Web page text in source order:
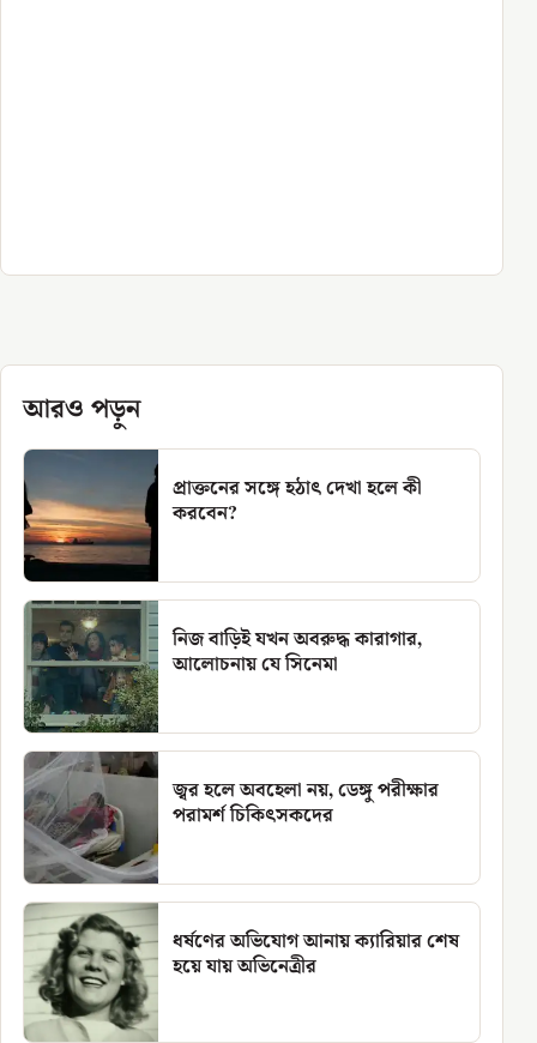
আরও পড়ুন
প্রাক্তনের সঙ্গে হঠাৎ দেখা হলে কী
করবেন?
নিজ বাড়িই যখন অবরুদ্ধ কারাগার,
আলোচনায় যে সিনেমা
জ্বর হলে অবহেলা নয়, ডেঙ্গু পরীক্ষার
পরামর্শ চিকিৎসকদের
ধর্ষণের অভিযোগ আনায় ক্যারিয়ার শেষ
হয়ে যায় অভিনেত্রীর